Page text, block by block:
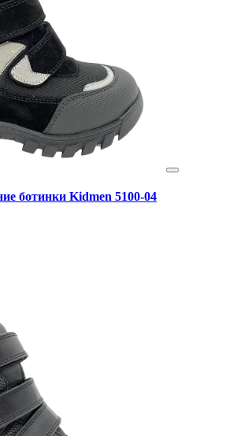
ботинки Kidmen 5100-04